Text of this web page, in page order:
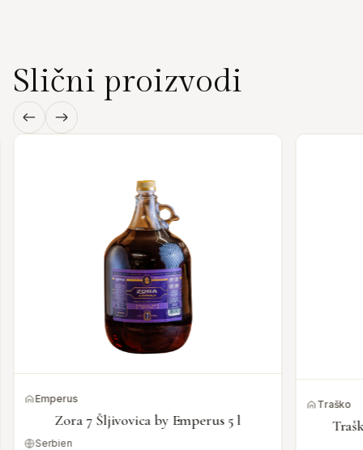
Slični proizvodi
Emperus
Zora 7 Šljivovica by Emperus 5 l
Serbien
Traško